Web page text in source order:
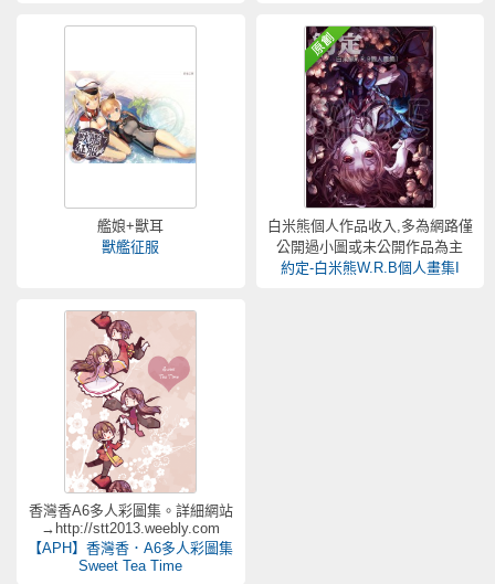
艦娘+獸耳
獸艦征服
白米熊個人作品收入,多為網路僅
公開過小圖或未公開作品為主
約定-白米熊W.R.B個人畫集I
香灣香A6多人彩圖集。詳細網站
→http://stt2013.weebly.com
【APH】香灣香．A6多人彩圖集
Sweet Tea Time